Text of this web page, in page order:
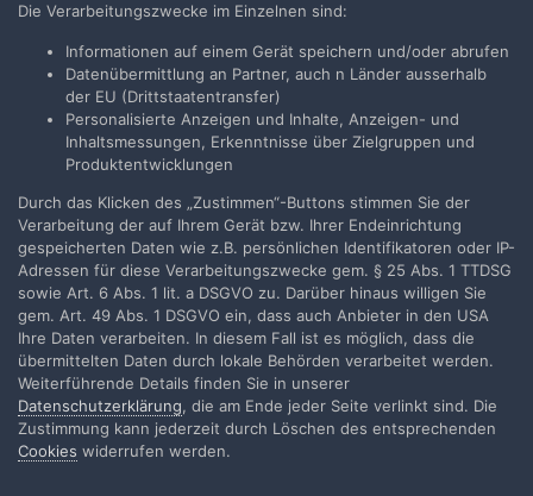
magentacine
Geschrieben 7. Juli 2024
Die Verarbeitungszwecke im Einzelnen sind:
Informationen auf einem Gerät speichern und/oder abrufen
Datenübermittlung an Partner, auch n Länder ausserhalb
der EU (Drittstaatentransfer)
Personalisierte Anzeigen und Inhalte, Anzeigen- und
Inhaltsmessungen, Erkenntnisse über Zielgruppen und
Produktentwicklungen
Durch das Klicken des „Zustimmen“-Buttons stimmen Sie der
Verarbeitung der auf Ihrem Gerät bzw. Ihrer Endeinrichtung
gespeicherten Daten wie z.B. persönlichen Identifikatoren oder IP-
Adressen für diese Verarbeitungszwecke gem. § 25 Abs. 1 TTDSG
sowie Art. 6 Abs. 1 lit. a DSGVO zu. Darüber hinaus willigen Sie
gem. Art. 49 Abs. 1 DSGVO ein, dass auch Anbieter in den USA
Ihre Daten verarbeiten. In diesem Fall ist es möglich, dass die
übermittelten Daten durch lokale Behörden verarbeitet werden.
Weiterführende Details finden Sie in unserer
Datenschutzerklärung, die am Ende jeder Seite verlinkt sind. Die
Zustimmung kann jederzeit durch Löschen des entsprechenden
Cookies widerrufen werden.